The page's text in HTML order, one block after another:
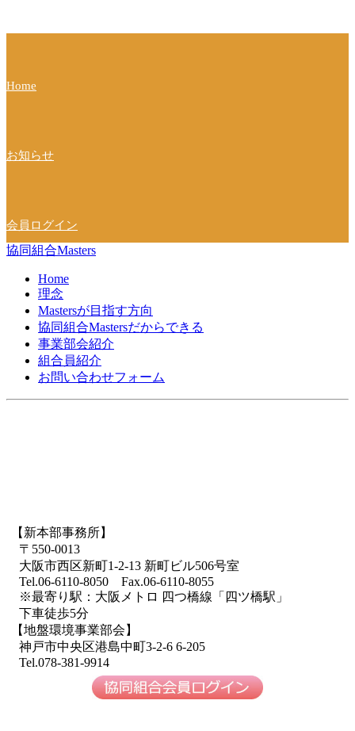
ョ
Home
お知らせ
会員ログイン
協同組合Masters
Home
理念
Mastersが目指す方向
協同組合Mastersだからできる
事業部会紹介
組合員紹介
お問い合わせフォーム
【新本部事務所】
〒550-0013
大阪市西区新町1-2-13 新町ビル506号室
Tel.06-6110-8050 Fax.06-6110-8055
※最寄り駅：大阪メトロ 四つ橋線「四ツ橋駅」
下車徒歩5分
【地盤環境事業部会】
神戸市中央区港島中町3-2-6 6-205
Tel.078-381-9914